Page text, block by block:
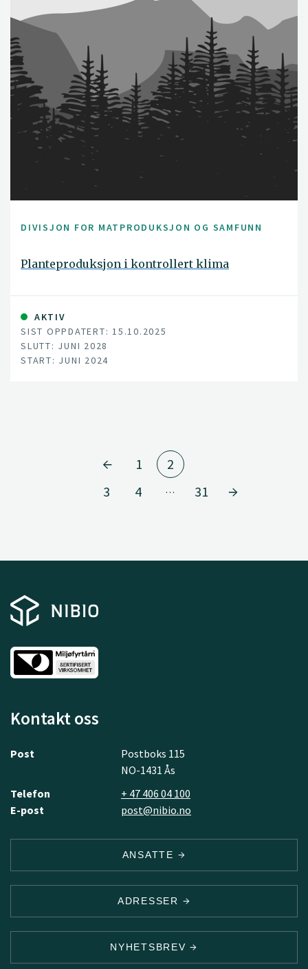
DIVISJON FOR MATPRODUKSJON OG SAMFUNN
Planteproduksjon i kontrollert klima
AKTIV
SIST OPPDATERT: 15.10.2025
SLUTT: JUNI 2028
START: JUNI 2024
1
2
3
4 … 31
Kontakt oss
Post
Postboks 115
NO-1431 Ås
Telefon
+ 47 406 04 100
E-post
post@nibio.no
ANSATTE
ADRESSER
NYHETSBREV